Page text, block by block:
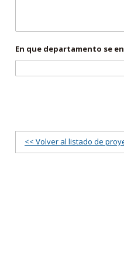
En que departamento se
<< Volver al listado de